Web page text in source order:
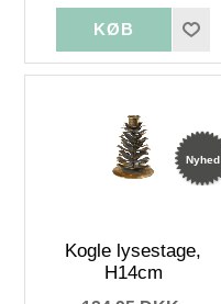
Nyhed
Kogle lysestage,
H14cm